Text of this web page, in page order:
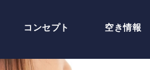
コンセプト 空き情報